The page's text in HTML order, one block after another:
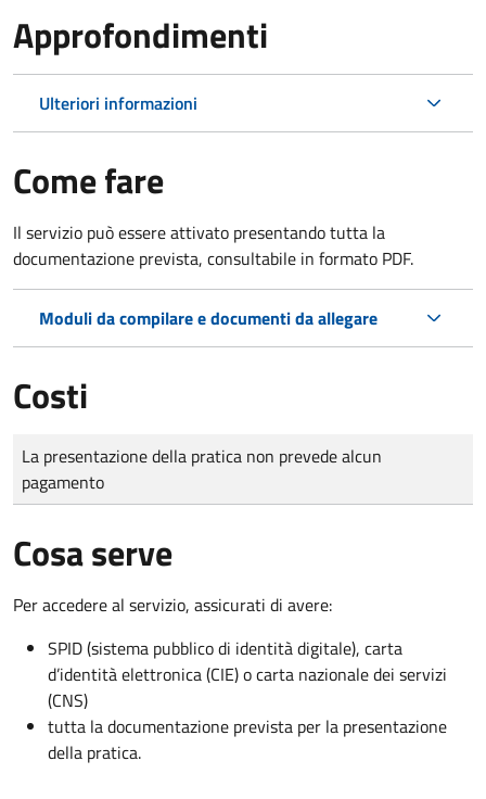
Approfondimenti
Ulteriori informazioni
Come fare
Il servizio può essere attivato presentando tutta la
documentazione prevista, consultabile in formato PDF.
Moduli da compilare e documenti da allegare
Costi
Tipo di pagamento
Importo
La presentazione della pratica non prevede alcun
pagamento
Cosa serve
Per accedere al servizio, assicurati di avere:
SPID (sistema pubblico di identità digitale), carta
d’identità elettronica (CIE) o carta nazionale dei servizi
(CNS)
tutta la documentazione prevista per la presentazione
della pratica.